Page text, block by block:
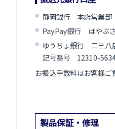
静岡銀行 本店営業
PayPay銀行 はやぶ
ゆうちょ銀行 二三
記号番号 12310-
お振込手数料はお客様ご
製品保証・修理